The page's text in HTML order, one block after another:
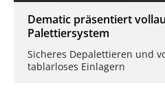
Dematic präsentiert
Palettiersystem
Sicheres Depalettieren und
tablarloses Einlagern